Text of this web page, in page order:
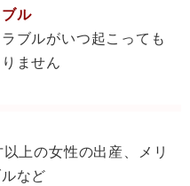
ル
ブルがいつ起こっても
ません
上の女性の出産、メリ
など